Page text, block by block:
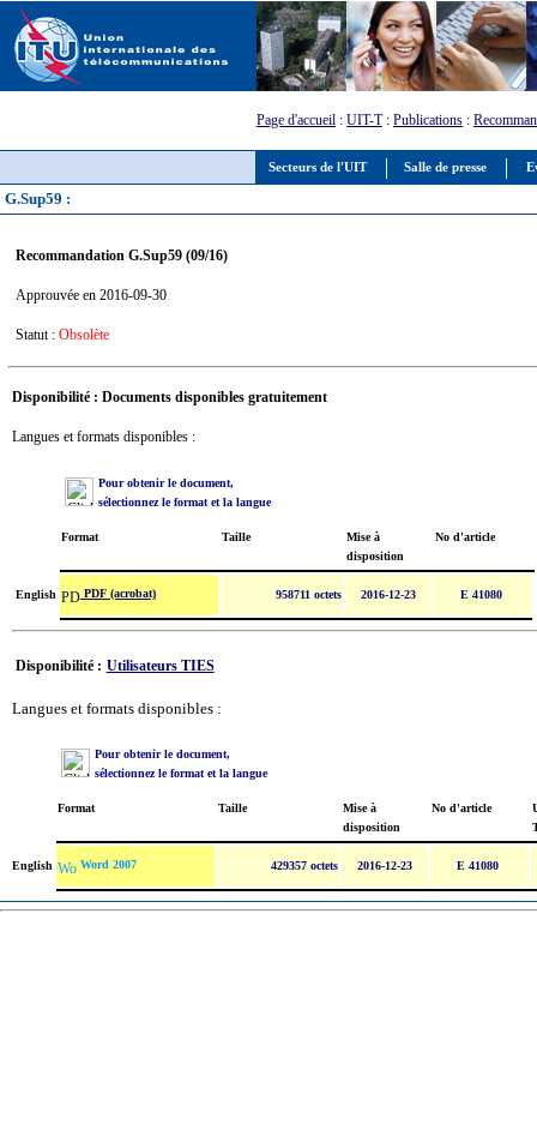
Secteurs de l'UIT Salle de presse
Page d'accueil : UIT-T: Publications :
G.Sup59 :
Recommandation G.Sup59 (09/16)
Approuvée en 2016-09-30
Statut : Obsolète
Disponibilité : Documents disponibles gratuitement
Langues et formats disponibles :
Pour obtenir le document,
sélectionnez le format et la langue
Format Taille
Mise à
disposition
No d'article
English PDF (acrobat) 958711 octets 2016-12-23 E 41080
Disponibilité : Utilisateurs TIES
Langues et formats disponibles :
Pour obtenir le document,
sélectionnez le format et la langue
Format Taille
Mise à
disposition
No d'article
English Word 2007 429357 octets 2016-12-23 E 41080